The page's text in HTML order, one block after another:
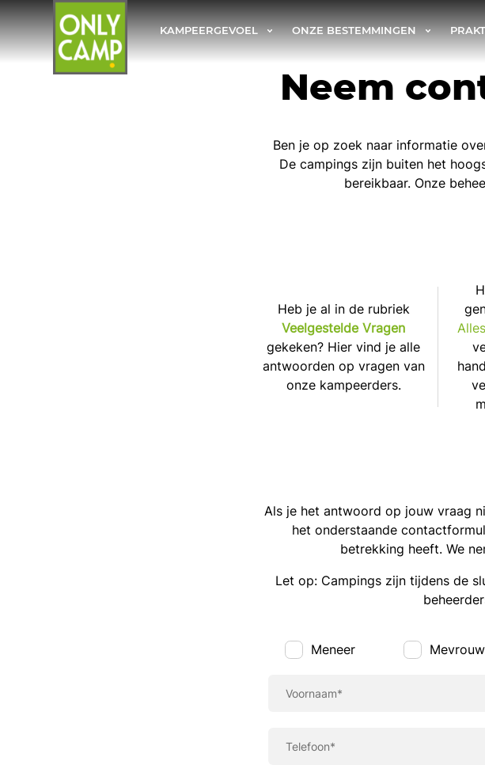
KAMPEERGEVOEL ONZE BESTEMMINGEN
Neem
Ben je op zoek naar informatie
De campings zijn buiten het
bereikbaar. Onze
Heb je al in de rubriek
Veelgestelde Vragen
gekeken? Hier vind je alle
antwoorden op vragen van
onze kampeerders.
Als je het antwoord op jouw vraag
het onderstaande
betrekking heeft. We
Let op: Campings zijn tijdens de
Meneer Mevrouw
Voornaam*
Telefoon*